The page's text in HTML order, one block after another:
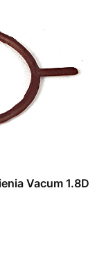
Vacum 1.8D